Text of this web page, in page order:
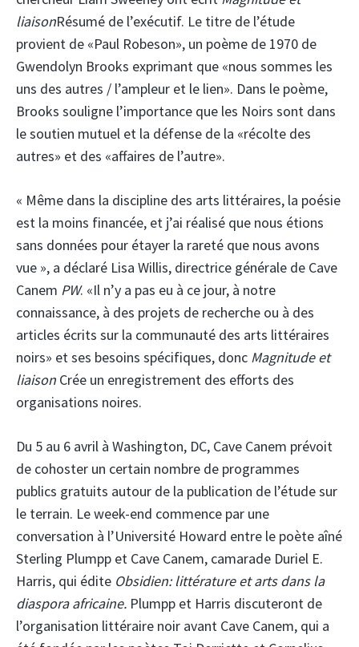
liaisonRésumé de l’exécutif. Le titre de l’étude
provient de «Paul Robeson», un poème de 1970 de
Gwendolyn Brooks exprimant que «nous sommes les
uns des autres / l’ampleur et le lien». Dans le poème,
Brooks souligne l’importance que les Noirs sont dans
le soutien mutuel et la défense de la «récolte des
autres» et des «affaires de l’autre».
« Même dans la discipline des arts littéraires, la poésie
est la moins financée, et j’ai réalisé que nous étions
sans données pour étayer la rareté que nous avons
vue », a déclaré Lisa Willis, directrice générale de Cave
Canem PW. «Il n’y a pas eu à ce jour, à notre
connaissance, à des projets de recherche ou à des
articles écrits sur la communauté des arts littéraires
noirs» et ses besoins spécifiques, donc Magnitude et
liaison Crée un enregistrement des efforts des
organisations noires.
Du 5 au 6 avril à Washington, DC, Cave Canem prévoit
de cohoster un certain nombre de programmes
publics gratuits autour de la publication de l’étude sur
le terrain. Le week-end commence par une
conversation à l’Université Howard entre le poète aîné
Sterling Plumpp et Cave Canem, camarade Duriel E.
Harris, qui édite Obsidien: littérature et arts dans la
diaspora africaine. Plumpp et Harris discuteront de
l’organisation littéraire noir avant Cave Canem, qui a